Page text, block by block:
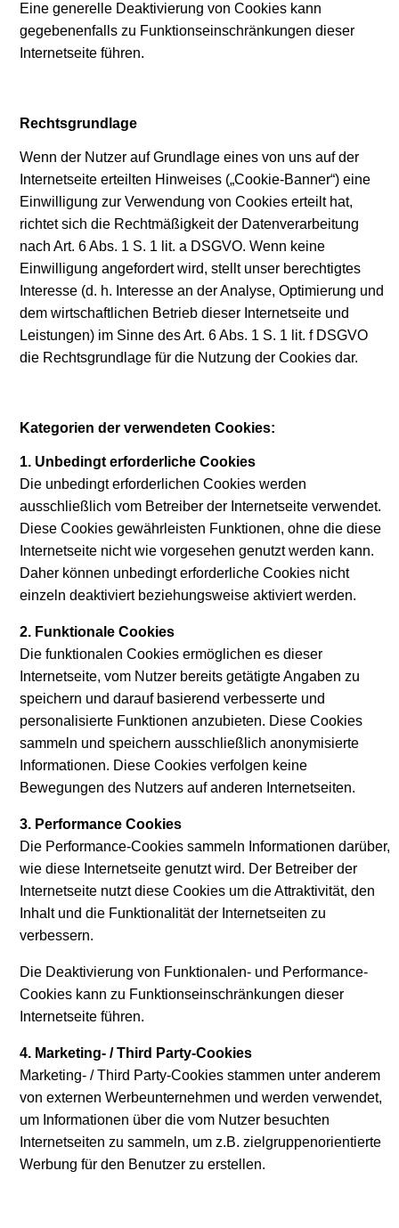
Eine generelle Deaktivierung von Cookies kann
gegebenenfalls zu Funktionseinschränkungen dieser
Internetseite führen.
Rechtsgrundlage
Wenn der Nutzer auf Grundlage eines von uns auf der
Internetseite erteilten Hinweises („Cookie-Banner“) eine
Einwilligung zur Verwendung von Cookies erteilt hat,
richtet sich die Rechtmäßigkeit der Datenverarbeitung
nach Art. 6 Abs. 1 S. 1 lit. a DSGVO. Wenn keine
Einwilligung angefordert wird, stellt unser berechtigtes
Interesse (d. h. Interesse an der Analyse, Optimierung und
dem wirtschaftlichen Betrieb dieser Internetseite und
Leistungen) im Sinne des Art. 6 Abs. 1 S. 1 lit. f DSGVO
die Rechtsgrundlage für die Nutzung der Cookies dar.
Kategorien der verwendeten Cookies:
1. Unbedingt erforderliche Cookies
Die unbedingt erforderlichen Cookies werden
ausschließlich vom Betreiber der Internetseite verwendet.
Diese Cookies gewährleisten Funktionen, ohne die diese
Internetseite nicht wie vorgesehen genutzt werden kann.
Daher können unbedingt erforderliche Cookies nicht
einzeln deaktiviert beziehungsweise aktiviert werden.
2. Funktionale Cookies
Die funktionalen Cookies ermöglichen es dieser
Internetseite, vom Nutzer bereits getätigte Angaben zu
speichern und darauf basierend verbesserte und
personalisierte Funktionen anzubieten. Diese Cookies
sammeln und speichern ausschließlich anonymisierte
Informationen. Diese Cookies verfolgen keine
Bewegungen des Nutzers auf anderen Internetseiten.
3. Performance Cookies
Die Performance-Cookies sammeln Informationen darüber,
wie diese Internetseite genutzt wird. Der Betreiber der
Internetseite nutzt diese Cookies um die Attraktivität, den
Inhalt und die Funktionalität der Internetseiten zu
verbessern.
Die Deaktivierung von Funktionalen- und Performance-
Cookies kann zu Funktionseinschränkungen dieser
Internetseite führen.
4. Marketing- / Third Party-Cookies
Marketing- / Third Party-Cookies stammen unter anderem
von externen Werbeunternehmen und werden verwendet,
um Informationen über die vom Nutzer besuchten
Internetseiten zu sammeln, um z.B. zielgruppenorientierte
Werbung für den Benutzer zu erstellen.